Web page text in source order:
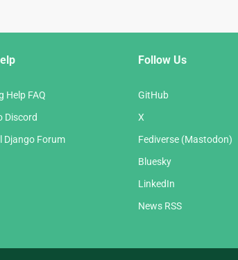
Help FAQ
Discord
Django Forum
Follow Us
GitHub
X
Fediverse (Mastodon)
Bluesky
LinkedIn
News RSS